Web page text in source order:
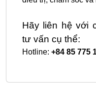
Hãy liên hệ với
tư vấn cụ thể:
Hotline: +84 85 775